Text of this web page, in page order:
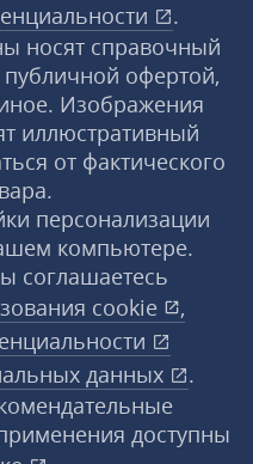
.
носят справочный
офертой,
Изображения
иллюстративный
от фактического
персонализации
компьютере.
соглашаетесь
cookie
,
данных
.
доступны